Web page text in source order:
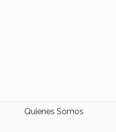
Quienes Somos